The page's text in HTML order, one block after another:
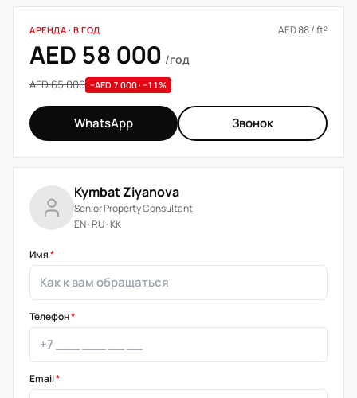
АРЕНДА · В ГОД AED 88 / ft²
AED 58 000 /год
AED 65 000 −AED 7 000 · −11%
WhatsApp Звонок
Kymbat Ziyanova
Senior Property Consultant
EN · RU · KK
Имя*
Телефон*
Email*